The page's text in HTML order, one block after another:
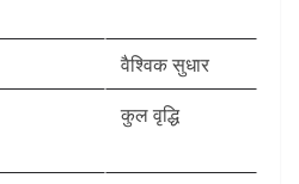
वैश्विक सुधार
कुल वृद्धि